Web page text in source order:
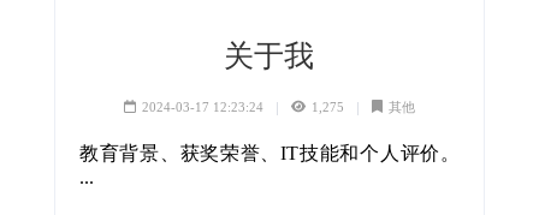
关于我
2024-03-17 12:23:24 1,275 其他
教育背景、获奖荣誉、IT技能和个人评价。
...